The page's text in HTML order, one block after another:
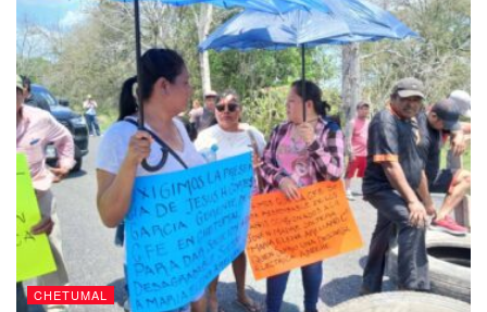
CHETUMAL